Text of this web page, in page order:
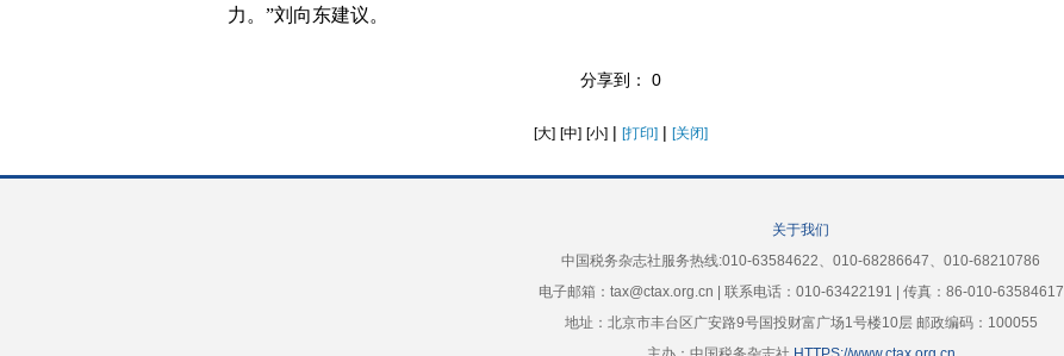
力。”刘向东建议。
分享到： 0
[大] [中] [小] | [打印] | [关闭]
关于我们
中国税务杂志社服务热线:010-63584622、010-68286647、010-68210786
电子邮箱：tax@ctax.org.cn | 联系电话：010-63422191 | 传真：86-010-63584617
地址：北京市丰台区广安路9号国投财富广场1号楼10层 邮政编码：100055